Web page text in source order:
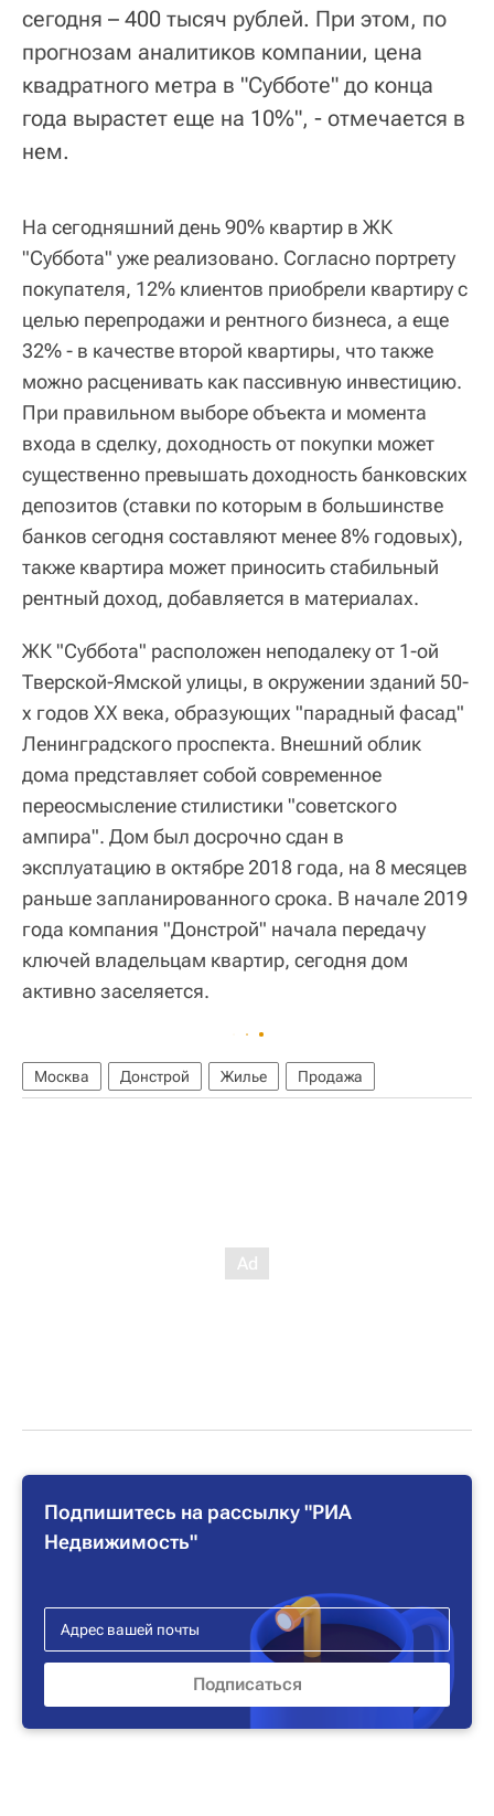
сегодня – 400 тысяч рублей. При этом, по
прогнозам аналитиков компании, цена
квадратного метра в "Субботе" до конца
года вырастет еще на 10%", - отмечается в
нем.
На сегодняшний день 90% квартир в ЖК
"Суббота" уже реализовано. Согласно портрету
покупателя, 12% клиентов приобрели квартиру с
целью перепродажи и рентного бизнеса, а еще
32% - в качестве второй квартиры, что также
можно расценивать как пассивную инвестицию.
При правильном выборе объекта и момента
входа в сделку, доходность от покупки может
существенно превышать доходность банковских
депозитов (ставки по которым в большинстве
банков сегодня составляют менее 8% годовых),
также квартира может приносить стабильный
рентный доход, добавляется в материалах.
ЖК "Суббота" расположен неподалеку от 1-ой
Тверской-Ямской улицы, в окружении зданий 50-
х годов ХХ века, образующих "парадный фасад"
Ленинградского проспекта. Внешний облик
дома представляет собой современное
переосмысление стилистики "советского
ампира". Дом был досрочно сдан в
эксплуатацию в октябре 2018 года, на 8 месяцев
раньше запланированного срока. В начале 2019
года компания "Донстрой" начала передачу
ключей владельцам квартир, сегодня дом
активно заселяется.
Москва Донстрой Жилье Продажа
Подпишитесь на рассылку "РИА
Недвижимость"